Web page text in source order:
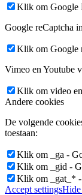
Klik om Google
Google reCaptcha
Klik om Google
Vimeo en Youtube
Klik om video
Andere cookies
De volgende
toestaan:
Klik om _ga -
Klik om _gid -
Klik om _gat_* -
Accept settings